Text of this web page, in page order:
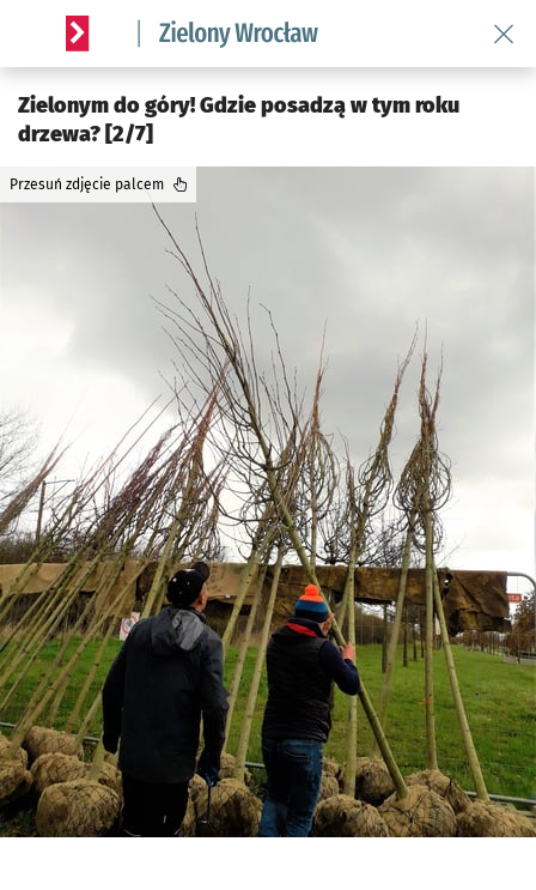
Serwis informacyjny wroclaw.pl podserwis: Środowisko we
Zielonym do góry! Gdzie posadzą w tym roku
drzewa? [2/7]
Przesuń zdjęcie palcem